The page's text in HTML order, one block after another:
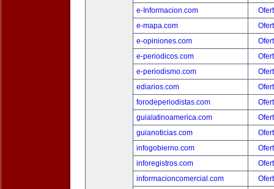
e-Informacion.com
e-mapa.com
e-opiniones.com
e-periodicos.com
e-periodismo.com
ediarios.com
forodeperiodistas.com
guialatinoamerica.com
guianoticias.com
infogobierno.com
inforegistros.com
informacioncomercial.com